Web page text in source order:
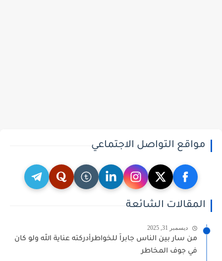
مواقع التواصل الاجتماعي
المقالات الشائعة
ديسمبر 31, 2025
من سار بين الناس جابراً للخواطرأدركته عناية الله ولو كان
في جوف المخاطر